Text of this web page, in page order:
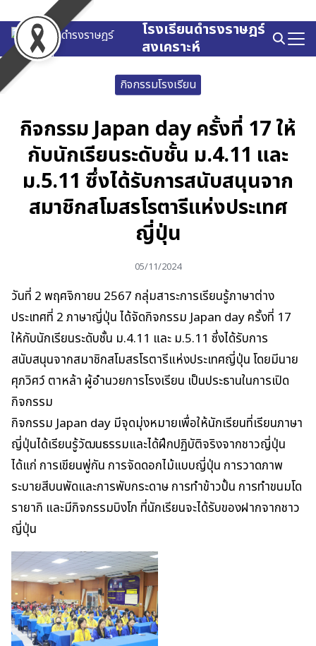
to
content
โรงเรียนดำรงราษฎร์
สงเคราะห์
Search
for:
กิจกรรมโรงเรียน
กิจกรรม Japan day ครั้งที่ 17 ให้
กับนักเรียนระดับชั้น ม.4.11 และ
ม.5.11 ซึ่งได้รับการสนับสนุนจาก
สมาชิกสโมสรโรตารีแห่งประเทศ
ญี่ปุ่น
05/11/2024
วันที่ 2 พฤศจิกายน 2567 กลุ่มสาระการเรียนรู้ภาษาต่าง
ประเทศที่ 2 ภาษาญี่ปุ่น ได้จัดกิจกรรม Japan day ครั้งที่ 17
ให้กับนักเรียนระดับชั้น ม.4.11 และ ม.5.11 ซึ่งได้รับการ
สนับสนุนจากสมาชิกสโมสรโรตารีแห่งประเทศญี่ปุ่น โดยมีนาย
ศุภวิศว์ ตาหล้า ผู้อำนวยการโรงเรียน เป็นประธานในการเปิด
กิจกรรม
กิจกรรม Japan day มีจุดมุ่งหมายเพื่อให้นักเรียนที่เรียนภาษา
ญี่ปุ่นได้เรียนรู้วัฒนธรรมและได้ฝึกปฏิบัติจริงจากชาวญี่ปุ่น
ได้แก่ การเขียนพู่กัน การจัดดอกไม้แบบญี่ปุ่น การวาดภาพ
ระบายสีบนพัดและการพับกระดาษ การทำข้าวปั้น การทำขนมโด
รายากิ และมีกิจกรรมบิงโก ที่นักเรียนจะได้รับของฝากจากชาว
ญี่ปุ่น